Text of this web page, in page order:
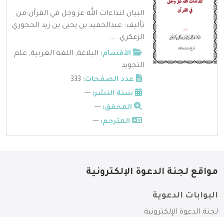
البيان لنداءات الله عز وجل في القرآن:من
تأليف: عبدالحميد بن يحيى بن زيد الحجوري
الزعكري. ...
الأقسام: البلاغة, اللغة العربية, علم
التجويد
عدد الصفحات:
سنة النشر: ---
المحقق: ---
المترجم: ---
مواقع لجنة الدعوة الإلكترونية
البوابات الدعوية
لجنة الدعوة الإلكترونية